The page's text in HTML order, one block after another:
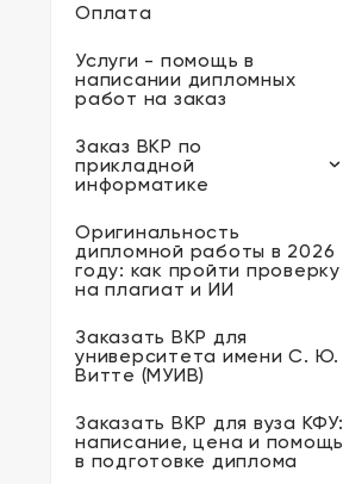
Оплата
Услуги - помощь в
написании дипломных
работ на заказ
Заказ ВКР по
прикладной
информатике
Оригинальность
дипломной работы в 2026
году: как пройти проверку
на плагиат и ИИ
Заказать ВКР для
университета имени С. Ю.
Витте (МУИВ)
Заказать ВКР для вуза КФУ:
написание, цена и помощь
в подготовке диплома